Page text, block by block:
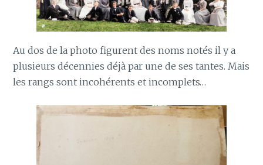
Au dos de la photo figurent des noms notés il y a
plusieurs décennies déjà par une de ses tantes. Mais
les rangs sont incohérents et incomplets…